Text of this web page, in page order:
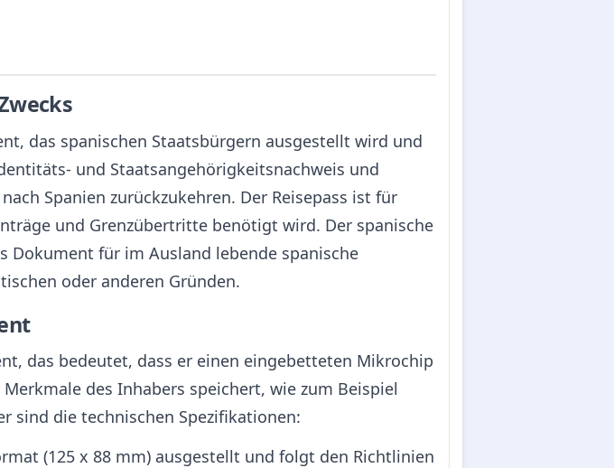
das spanischen Staatsbürgern ausgestellt wird und
und Staatsangehörigkeitsnachweis und
Spanien zurückzukehren. Der Reisepass ist für
und Grenzübertritte benötigt wird. Der spanische
Dokument für im Ausland lebende spanische
oder anderen Gründen.
das bedeutet, dass er einen eingebetteten Mikrochip
des Inhabers speichert, wie zum Beispiel
sind die technischen Spezifikationen:
(125 x 88 mm) ausgestellt und folgt den Richtlinien